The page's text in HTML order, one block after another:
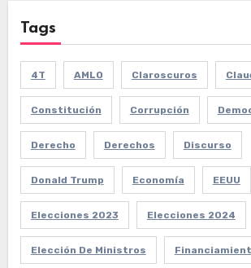
Tags
4T AMLO Claroscuros
Constitución Corrupción
Derecho Derechos Discurso
Donald Trump Economía EEUU
Elecciones 2023 Elecciones 2024
Elección De Ministros